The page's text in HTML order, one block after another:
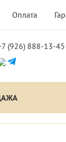
Оплата
(926) 888-13-45